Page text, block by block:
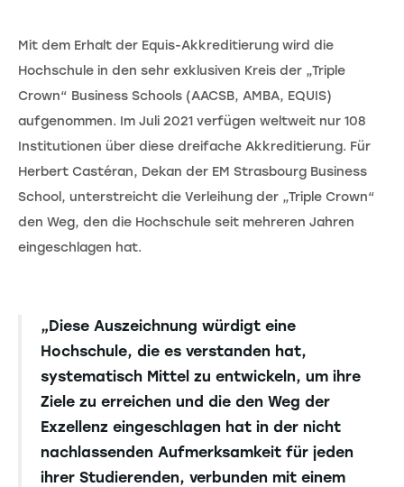
Mit dem Erhalt der Equis-Akkreditierung wird die
Hochschule in den sehr exklusiven Kreis der „Triple
Crown“ Business Schools (AACSB, AMBA, EQUIS)
aufgenommen. Im Juli 2021 verfügen weltweit nur 108
Institutionen über diese dreifache Akkreditierung. Für
Herbert Castéran, Dekan der EM Strasbourg Business
School, unterstreicht die Verleihung der „Triple Crown“
den Weg, den die Hochschule seit mehreren Jahren
eingeschlagen hat.
„Diese Auszeichnung würdigt eine
Hochschule, die es verstanden hat,
systematisch Mittel zu entwickeln, um ihre
Ziele zu erreichen und die den Weg der
Exzellenz eingeschlagen hat in der nicht
nachlassenden Aufmerksamkeit für jeden
ihrer Studierenden, verbunden mit einem